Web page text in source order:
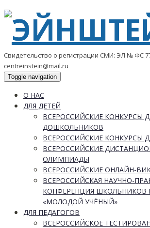
Свидетельство о регистрации СМИ: ЭЛ № ФС
centreinstein@mail.ru
Toggle navigation
О НАС
ДЛЯ ДЕТЕЙ
ВСЕРОССИЙСКИЕ КОНКУРСЫ
ДОШКОЛЬНИКОВ
ВСЕРОССИЙСКИЕ КОНКУРСЫ
ВСЕРОССИЙСКИЕ
ОЛИМПИАДЫ
ВСЕРОССИЙСКИЕ ОНЛАЙН-
ВСЕРОССИЙСКАЯ НАУЧНО-
КОНФЕРЕНЦИЯ ШКОЛЬНИКОВ
«МОЛОДОЙ УЧЁНЫЙ»
ДЛЯ ПЕДАГОГОВ
ВСЕРОССИЙСКОЕ